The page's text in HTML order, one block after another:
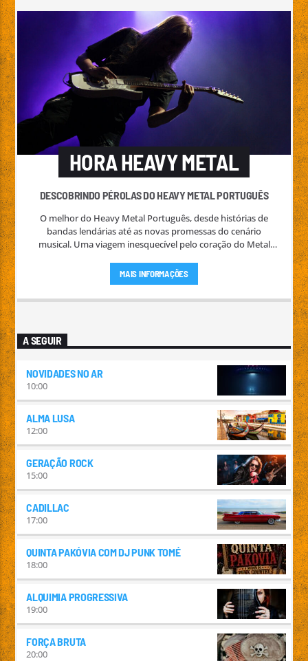
HORA HEAVY METAL
DESCOBRINDO PÉROLAS DO HEAVY METAL PORTUGUÊS
O melhor do Heavy Metal Português, desde histórias de
bandas lendárias até as novas promessas do cenário
musical. Uma viagem inesquecível pelo coração do Metal
MAIS INFORMAÇÕES
A SEGUIR
NOVIDADES NO AR
10:00
ALMA LUSA
12:00
GERAÇÃO ROCK
15:00
CADILLAC
17:00
QUINTA PAKÓVIA COM DJ PUNK TOMÉ
18:00
ALQUIMIA PROGRESSIVA
19:00
FORÇA BRUTA
20:00